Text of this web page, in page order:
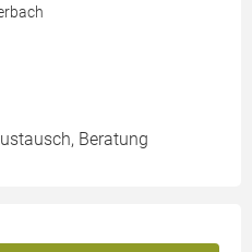
Beratung